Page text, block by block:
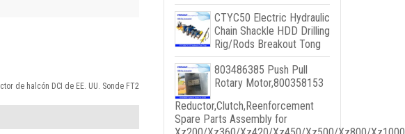
de halcón DCI de EE. UU. Sonde FT2
CTYC50 Electric Hydraulic
Chain Shackle HDD Drilling
Rig/Rods Breakout Tong
803486385 Push Pull
Rotary Motor,800358153
Reductor,Clutch,Reenforcement
Spare Parts Assembly for